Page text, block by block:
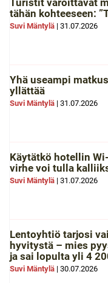
Turistit varoittavat
tähän kohteeseen:
Suvi Mäntylä | 31.07.2026
Yhä useampi
yllättää
Suvi Mäntylä | 31.07.2026
Käytätkö hotellin
virhe voi tulla
Suvi Mäntylä | 31.07.2026
Lentoyhtiö tarjosi
hyvitystä – mies
ja sai lopulta yli 4
Suvi Mäntylä | 30.07.2026